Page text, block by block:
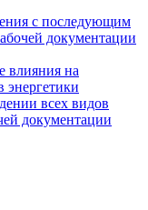
с последующим
документации
влияния на
всех видов
документации